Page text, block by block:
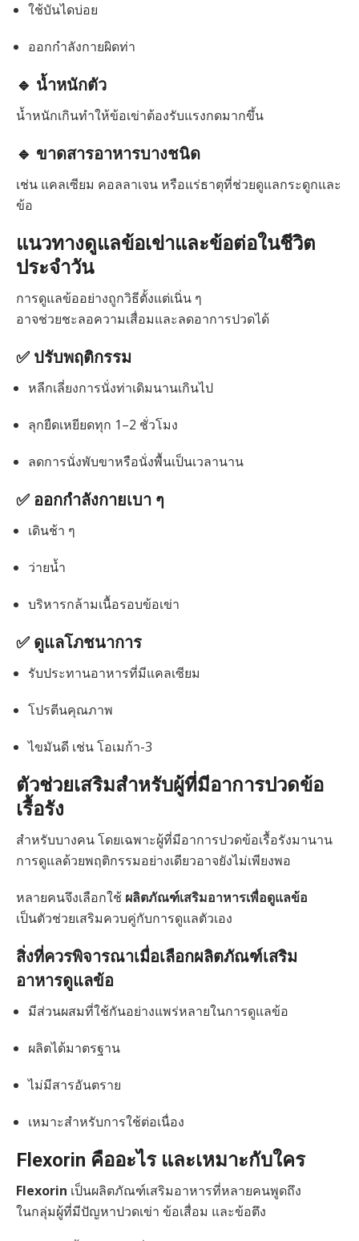
ใช้บันไดบ่อย
ออกกำลังกายผิดท่า
🔹 น้ำหนักตัว
น้ำหนักเกินทำให้ข้อเข่าต้องรับแรงกดมากขึ้น
🔹 ขาดสารอาหารบางชนิด
เช่น แคลเซียม คอลลาเจน หรือแร่ธาตุที่ช่วยดูแลกระดูกและ
ข้อ
แนวทางดูแลข้อเข่าและข้อต่อในชีวิต
ประจำวัน
การดูแลข้ออย่างถูกวิธีตั้งแต่เนิ่น ๆ
อาจช่วยชะลอความเสื่อมและลดอาการปวดได้
✅ ปรับพฤติกรรม
หลีกเลี่ยงการนั่งท่าเดิมนานเกินไป
ลุกยืดเหยียดทุก 1–2 ชั่วโมง
ลดการนั่งพับขาหรือนั่งพื้นเป็นเวลานาน
✅ ออกกำลังกายเบา ๆ
เดินช้า ๆ
ว่ายน้ำ
บริหารกล้ามเนื้อรอบข้อเข่า
✅ ดูแลโภชนาการ
รับประทานอาหารที่มีแคลเซียม
โปรตีนคุณภาพ
ไขมันดี เช่น โอเมก้า-3
ตัวช่วยเสริมสำหรับผู้ที่มีอาการปวดข้อ
เรื้อรัง
สำหรับบางคน โดยเฉพาะผู้ที่มีอาการปวดข้อเรื้อรังมานาน
การดูแลด้วยพฤติกรรมอย่างเดียวอาจยังไม่เพียงพอ
หลายคนจึงเลือกใช้ ผลิตภัณฑ์เสริมอาหารเพื่อดูแลข้อ
เป็นตัวช่วยเสริมควบคู่กับการดูแลตัวเอง
สิ่งที่ควรพิจารณาเมื่อเลือกผลิตภัณฑ์เสริม
อาหารดูแลข้อ
มีส่วนผสมที่ใช้กันอย่างแพร่หลายในการดูแลข้อ
ผลิตได้มาตรฐาน
ไม่มีสารอันตราย
เหมาะสำหรับการใช้ต่อเนื่อง
Flexorin คืออะไร และเหมาะกับใคร
Flexorin เป็นผลิตภัณฑ์เสริมอาหารที่หลายคนพูดถึง
ในกลุ่มผู้ที่มีปัญหาปวดเข่า ข้อเสื่อม และข้อตึง